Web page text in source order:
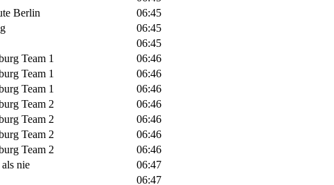
Berlin
06:45
06:45
06:45
Team 1
06:46
Team 1
06:46
Team 1
06:46
Team 2
06:46
Team 2
06:46
Team 2
06:46
Team 2
06:46
als nie
06:47
06:47